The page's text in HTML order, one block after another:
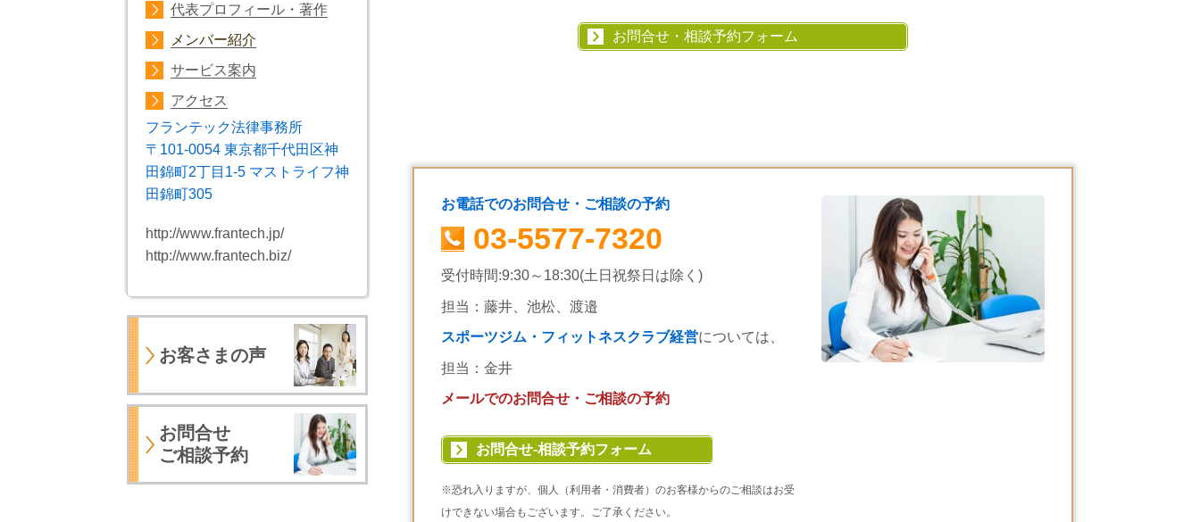
お問合せ・相談予約フォーム
お電話でのお問合せ・ご相談の予約
03-5577-7320
受付時間:9:30～18:30(土日祝祭日は除く)
担当：藤井、池松、渡邉
スポーツジム・フィットネスクラブ経営については、
担当：金井
メールでのお問合せ・ご相談の予約
お問合せ-相談予約フォーム
※恐れ入りますが、個人（利用者・消費者）のお客様からのご相談はお受
けできない場合もございます。ご了承ください。
代表プロフィール・著作
メンバー紹介
サービス案内
アクセス
フランテック法律事務所
〒101-0054 東京都千代田区神
田錦町2丁目1-5 マストライフ神
田錦町305
http://www.frantech.jp/
http://www.frantech.biz/
お客さまの声
お問合せ
ご相談予約